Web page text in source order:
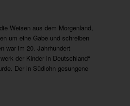
Weisen aus dem Morgenland,
um eine Gabe und schreiben
war im 20. Jahrhundert
der Kinder in Deutschland“
Der in Südlohn gesungene